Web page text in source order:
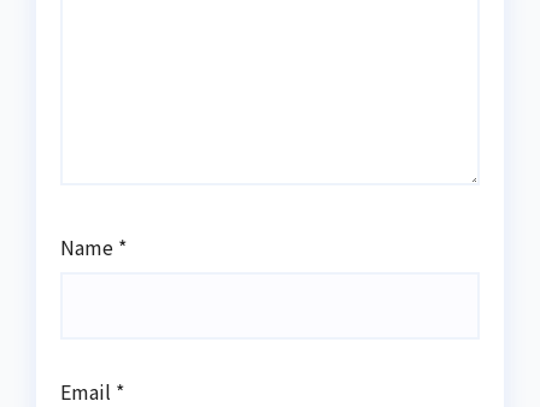
Name *
Email *